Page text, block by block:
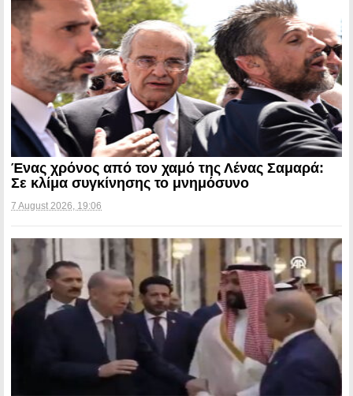
Ένας χρόνος από τον χαμό της Λένας Σαμαρά:
Σε κλίμα συγκίνησης το μνημόσυνο
7 August 2026, 19:06